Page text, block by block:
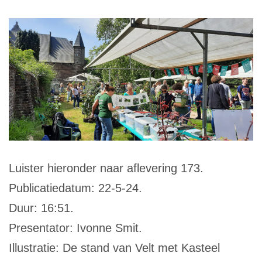
Luister hieronder naar aflevering 173.
Publicatiedatum: 22-5-24.
Duur: 16:51.
Presentator: Ivonne Smit.
Illustratie: De stand van Velt met Kasteel